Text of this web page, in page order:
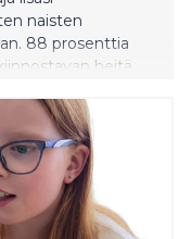
naisten
88 prosenttia
heitä